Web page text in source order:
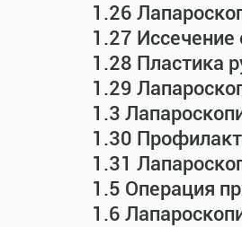
1.26
1.27 Иссечение
1.28 Пластика
1.29
1.3
1.30
1.31
1.5 Операция
1.6